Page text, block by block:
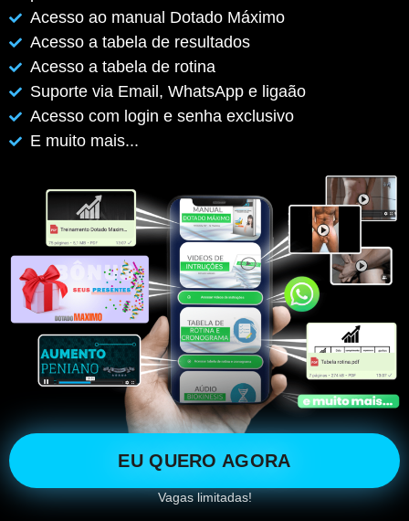
Acesso ao manual Dotado Máximo
Acesso a tabela de resultados
Acesso a tabela de rotina
Suporte via Email, WhatsApp e ligaão
Acesso com login e senha exclusivo
E muito mais...
EU QUERO AGORA
Vagas limitadas!